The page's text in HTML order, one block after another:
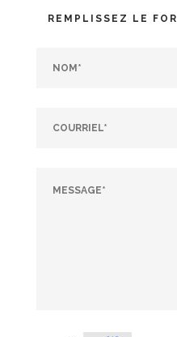
REMPLISSEZ LE